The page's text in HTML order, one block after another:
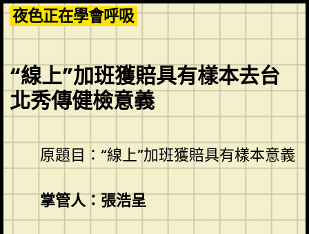
Skip
to
content
夜色正在學會呼吸
“線上”加班獲賠具有樣本去台
北秀傳健檢意義
原題目：“線上”加班獲賠具有樣本意義
掌管人：張浩呈